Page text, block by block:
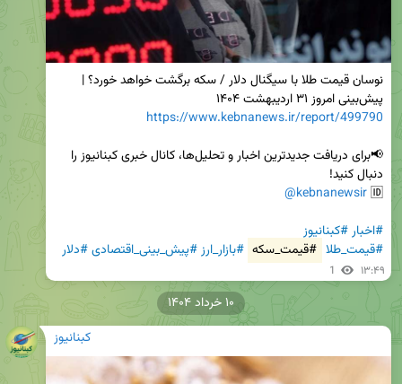
پیش‌بینی امروز ۳۱ اردیبهشت ۱۴۰۴
https://www.kebnanews.ir/report/499790
🆔
@kebnanewsir
#اخبار#کبنانیوز
#قیمت_طلا #قیمت_سکه #بازار_ارز#پیش_بینی_اقتصادی#دلار
1 ۱۳:۴۹
کبنانیوز
۱۰ خرداد ۱۴۰۴